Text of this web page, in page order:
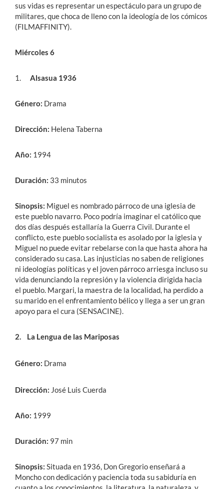
sus vidas es representar un espectáculo para un grupo de
militares, que choca de lleno con la ideología de los cómicos
(FILMAFFINITY).
Miércoles 6
1. Alsasua 1936
Género: Drama
Dirección: Helena Taberna
Año: 1994
Duración: 33 minutos
Sinopsis: Miguel es nombrado párroco de una iglesia de
este pueblo navarro. Poco podría imaginar el católico que
dos días después estallaría la Guerra Civil. Durante el
conflicto, este pueblo socialista es asolado por la iglesia y
Miguel no puede evitar rebelarse con la que hasta ahora ha
considerado su casa. Las injusticias no saben de religiones
ni ideologías políticas y el joven párroco arriesga incluso su
vida denunciando la represión y la violencia dirigida hacia
el pueblo. Margari, la maestra de la localidad, ha perdido a
su marido en el enfrentamiento bélico y llega a ser un gran
apoyo para el cura (SENSACINE).
2. La Lengua de las Mariposas
Género: Drama
Dirección: José Luis Cuerda
Año: 1999
Duración: 97 min
Sinopsis: Situada en 1936, Don Gregorio enseñará a
Moncho con dedicación y paciencia toda su sabiduría en